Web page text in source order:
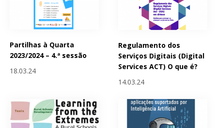
Partilhas à Quarta
2023/2024 – 4.ª sessão
18.03.24
Regulamento dos
Serviços Digitais (Digital
Services ACT) O que é?
14.03.24